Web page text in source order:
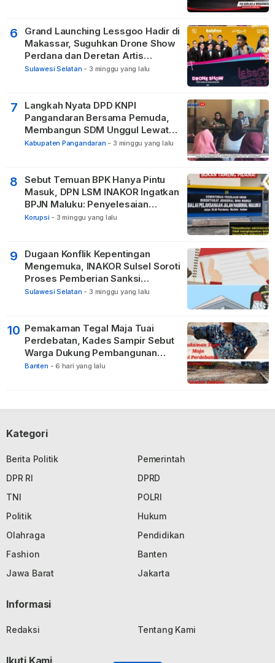
6
Grand Launching Lessgoo Hadir di
Makassar, Suguhkan Drone Show
Perdana dan Deretan Artis
Nasional
Sulawesi Selatan - 3 minggu yang lalu
7
Langkah Nyata DPD KNPI
Pangandaran Bersama Pemuda,
Membangun SDM Unggul Lewat
Pendidikan
Kabupaten Pangandaran - 3 minggu yang lalu
8
Sebut Temuan BPK Hanya Pintu
Masuk, DPN LSM INAKOR Ingatkan
BPJN Maluku: Penyelesaian
Administratif Tidak Menghapus
Pidana
Korupsi - 3 minggu yang lalu
9
Dugaan Konflik Kepentingan
Mengemuka, INAKOR Sulsel Soroti
Proses Pemberian Sanksi
terhadap ASN di Bone
Sulawesi Selatan - 3 minggu yang lalu
10 Pemakaman Tegal Maja Tuai
Perdebatan, Kades Sampir Sebut
Warga Dukung Pembangunan
TPBU karena Dinilai Bawa Manfaat
Banten - 6 hari yang lalu
Kategori
Berita Politik
Pemerintah
DPR RI
DPRD
TNI
POLRI
Politik
Hukum
Olahraga
Pendidikan
Fashion
Banten
Jawa Barat
Jakarta
Informasi
Redaksi Tentang Kami
Ikuti Kami